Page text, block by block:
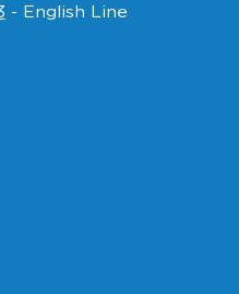
- English Line